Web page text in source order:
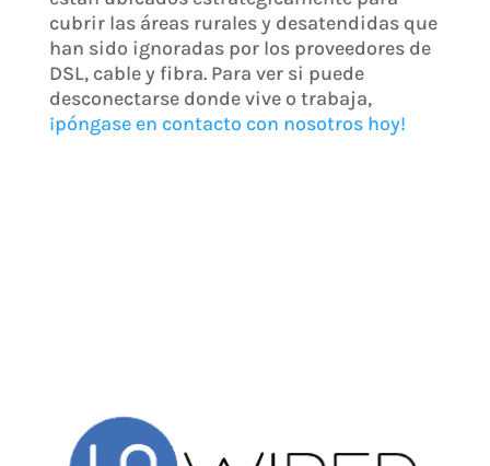
cubrir las áreas rurales y desatendidas que
han sido ignoradas por los proveedores de
DSL, cable y fibra. Para ver si puede
desconectarse donde vive o trabaja,
¡póngase en contacto con nosotros hoy!